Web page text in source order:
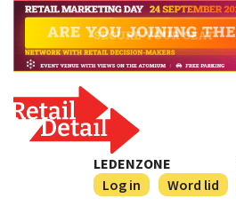
LEDENZONE
Log in
Word lid